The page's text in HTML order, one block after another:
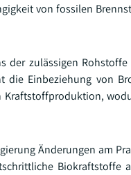
von fossilen
der zulässigen
Einbeziehung von
Kraftstoffproduktion,
Änderungen am